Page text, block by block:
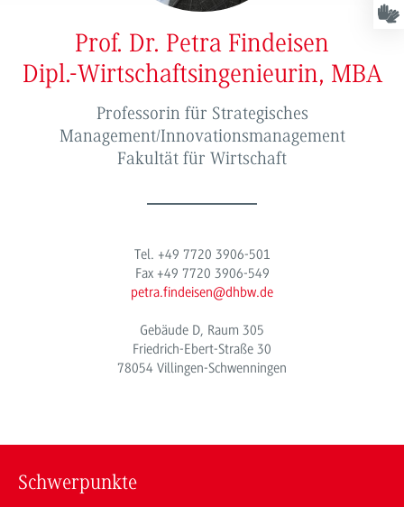
Prof. Dr. Petra Findeisen
Dipl.-Wirtschaftsingenieurin, MBA
Professorin für Strategisches
Management/Innovationsmanagement
Fakultät für Wirtschaft
Tel. +49 7720 3906-501
Fax +49 7720 3906-549
petra.findeisen@dhbw.de
Gebäude D, Raum 305
Friedrich-Ebert-Straße 30
78054 Villingen-Schwenningen
Schwerpunkte